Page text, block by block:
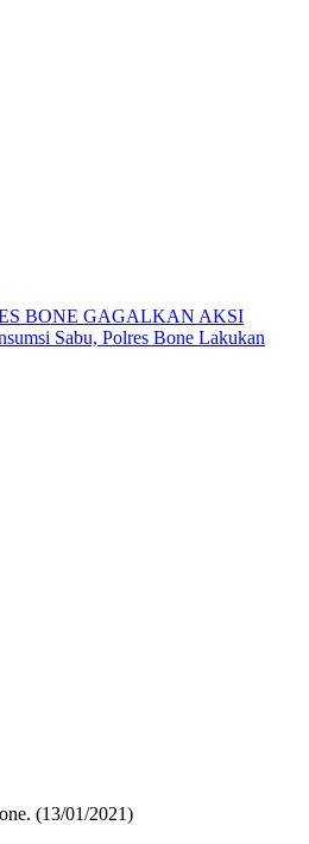
BONE GAGALKAN AKSI
Sabu, Polres Bone Lakukan
(13/01/2021)